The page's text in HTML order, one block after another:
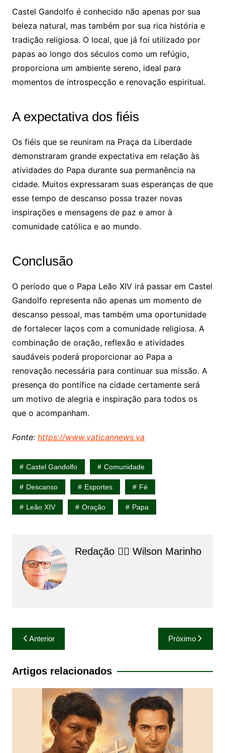
Castel Gandolfo é conhecido não apenas por sua
beleza natural, mas também por sua rica história e
tradição religiosa. O local, que já foi utilizado por
papas ao longo dos séculos como um refúgio,
proporciona um ambiente sereno, ideal para
momentos de introspecção e renovação espiritual.
A expectativa dos fiéis
Os fiéis que se reuniram na Praça da Liberdade
demonstraram grande expectativa em relação às
atividades do Papa durante sua permanência na
cidade. Muitos expressaram suas esperanças de que
esse tempo de descanso possa trazer novas
inspirações e mensagens de paz e amor à
comunidade católica e ao mundo.
Conclusão
O período que o Papa Leão XIV irá passar em Castel
Gandolfo representa não apenas um momento de
descanso pessoal, mas também uma oportunidade
de fortalecer laços com a comunidade religiosa. A
combinação de oração, reflexão e atividades
saudáveis poderá proporcionar ao Papa a
renovação necessária para continuar sua missão. A
presença do pontífice na cidade certamente será
um motivo de alegria e inspiração para todos os
que o acompanham.
Fonte: https://www.vaticannews.va
Castel Gandolfo Comunidade
Descanso Esportes Fé
Leão XIV Oração Papa
Redação 👨‍⚖️​ Wilson Marinho
Navegação
de
Post
Anterior Próximo
Artigos relacionados